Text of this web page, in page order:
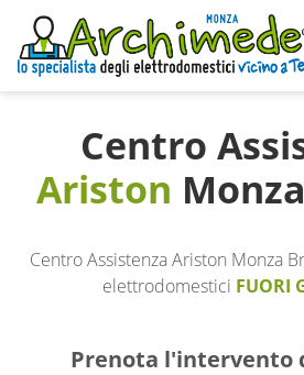
Centro
Ariston
Centro Assistenza Ariston Monza
elettrodomestici FUORI
Prenota l'intervento